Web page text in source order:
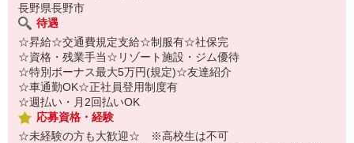
長野県長野市
待遇
☆昇給☆交通費規定支給☆制服有☆社保完
☆資格・残業手当☆リゾート施設・ジム優待
☆特別ボーナス最大5万円(規定)☆友達紹介
☆車通勤OK☆正社員登用制度有
☆週払い・月2回払いOK
応募資格・経験
☆未経験の方も大歓迎☆ ※高校生は不可